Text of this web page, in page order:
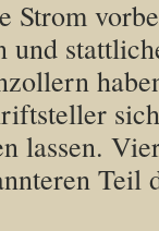
Strom
und
lassen.
Teil